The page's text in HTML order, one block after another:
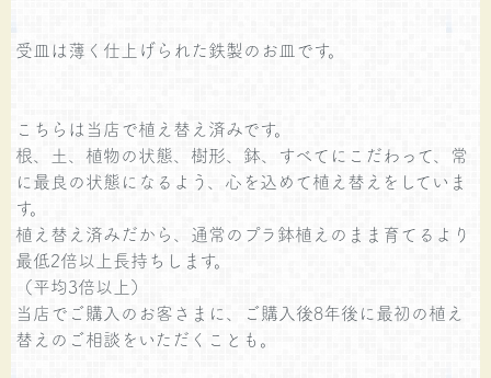
受皿は薄く仕上げられた鉄製のお皿です。
こちらは当店で植え替え済みです。
根、土、植物の状態、樹形、鉢、すべてにこだわって、常
に最良の状態になるよう、心を込めて植え替えをしていま
す。
植え替え済みだから、通常のプラ鉢植えのまま育てるより
最低2倍以上長持ちします。
（平均3倍以上）
当店でご購入のお客さまに、ご購入後8年後に最初の植え
替えのご相談をいただくことも。